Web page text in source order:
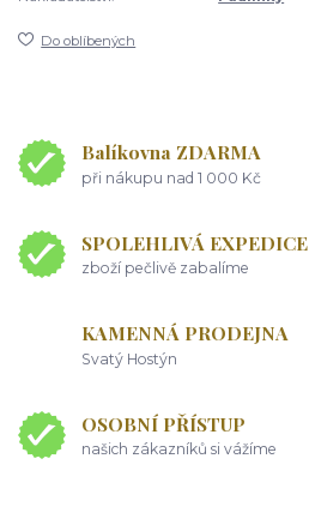
Do oblíbených
Balíkovna ZDARMA
při nákupu nad 1 000 Kč
SPOLEHLIVÁ EXPEDICE
zboží pečlivě zabalíme
KAMENNÁ PRODEJNA
Svatý Hostýn
OSOBNÍ PŘÍSTUP
našich zákazníků si vážíme